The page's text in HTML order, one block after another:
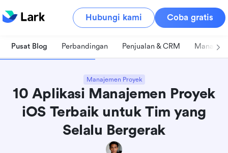
Hubungi kami Coba gratis
Pusat Blog Perbandingan Penjualan & CRM
Manajemen Proyek
10 Aplikasi Manajemen Proyek
iOS Terbaik untuk Tim yang
Selalu Bergerak